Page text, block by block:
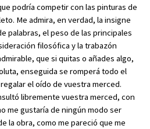
podría competir con las pinturas de
Me admira, en verdad, la insigne
palabras, el peso de las principales
filosófica y la trabazón
que si quitas o añades algo,
enseguida se romperá todo el
el oído de vuestra merced.
libremente vuestra merced, con
me gustaría de ningún modo ser
la obra, como me pareció que me